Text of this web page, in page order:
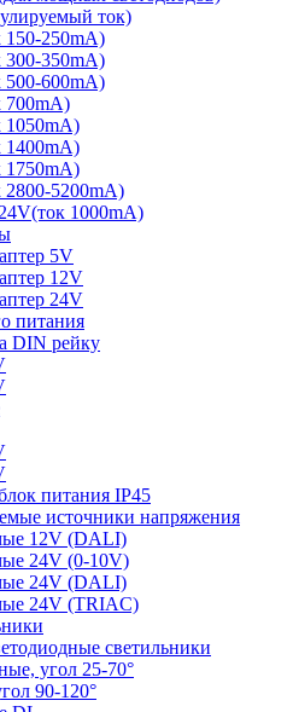
ток)
150-250mA)
300-350mA)
500-600mA)
700mA)
1050mA)
1400mA)
1750mA)
5200mA)
1000mA)
5V
12V
24V
питания
DIN рейку
питания IP45
источники напряжения
12V (DALI)
24V (0-10V)
24V (DALI)
24V (TRIAC)
светильники
угол 25-70°
90-120°